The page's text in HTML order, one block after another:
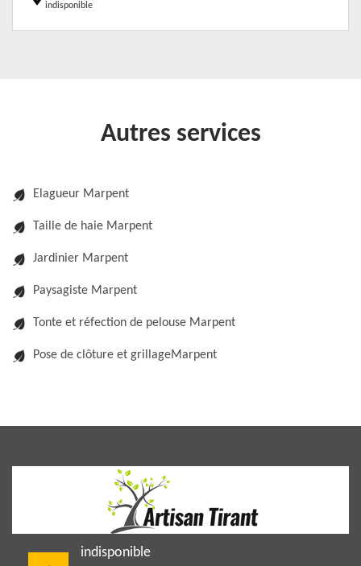
indisponible
Autres services
Elagueur Marpent
Taille de haie Marpent
Jardinier Marpent
Paysagiste Marpent
Tonte et réfection de pelouse Marpent
Pose de clôture et grillageMarpent
indisponible